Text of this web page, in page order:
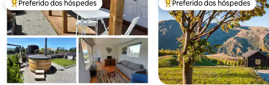
Entre os melhores preferidos dos hóspedes
Preferido dos hóspedes Entre os melhores preferidos
Preferido dos hóspedes